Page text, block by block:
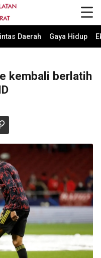
Daerah Gaya Hidup
kembali berlatih